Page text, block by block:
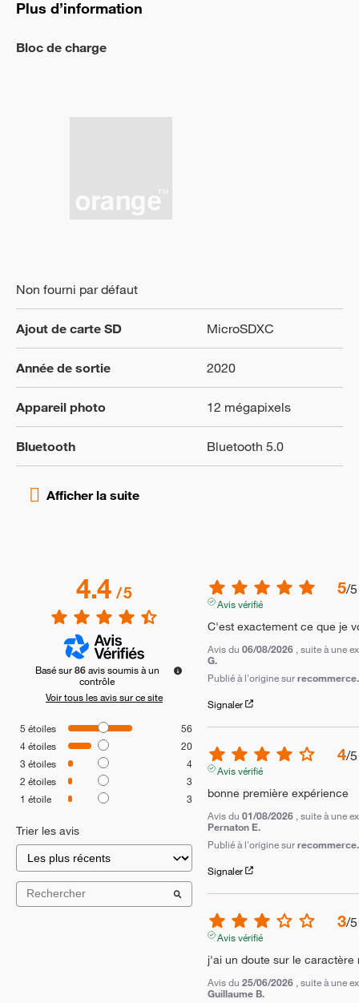
Plus d’information
Bloc de charge
Non fourni par défaut
Ajout de carte SD MicroSDXC
Année de sortie 2020
Appareil photo 12 mégapixels
Bluetooth Bluetooth 5.0
4.4/5
Basé sur86 avis soumis à un
contrôle
Voir tous les avis sur ce site
5 étoiles
56
4étoiles
20
3 étoiles
4
2 étoiles
3
1 étoile 3
Trier les avis
5/5
Avis vérifié
C'est exactement ce que je
Avis du 06/08/2026 , suite à une
G.
Publié à l'origine sur
Signaler
4/5
Avis vérifié
bonne première expérience
Avis du 01/08/2026 , suite à une
Pernaton E.
Publié à l'origine sur
Signaler
3/5
Avis vérifié
j'ai un doute sur le caractère
Avis du 25/06/2026 , suite à une
Guillaume B.